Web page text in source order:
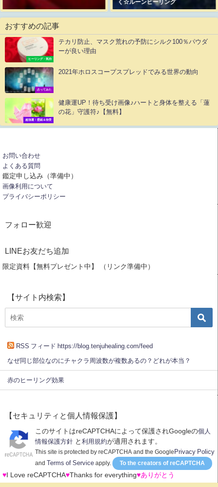
く☆ルーンヒーリング
おすすめの記事
ヒーリング・気功
テカリ防止、マスク荒れの予防にシルク100％パウダ
ーが良い理由
占ってみた
2021年ホロスコープスプレッドでみる世界の動向
超強運！壁紙＆待受
健康運UP！待ち受け画像♪ハートと身体を整える「蓮
の花」守護符♪【無料】
お問い合わせ
よくある質問
鑑定申し込み（準備中）
画像利用について
プライバシーポリシー
フォロー歓迎
LINEお友だち追加
限定資料【無料プレゼント中】 （リンク準備中）
【サイト内検索】
RSS フィード https://blog.tenjuhealing.com/feed
なぜ同じ部位なのにチャクラ周波数が複数あるの？どれが本当？
赤のヒーリング効果
【セキュリティと個人情報保護】
このサイトはreCAPTCHAによって保護されGoogleの個人
情報保護方針 と 利用規約が適用されます。
This site is protected by reCAPTCHA and the Google Privacy Policy
and Terms of Service apply. To the creators of reCAPTCHA
♥ I Love reCAPTCHA♥Thanks for everything♥ありがとう